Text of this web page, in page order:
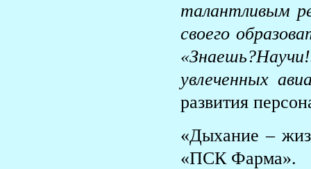
талантливым
своего
увлеченных
развития
«Дыхание –
«ПСК Фарма».